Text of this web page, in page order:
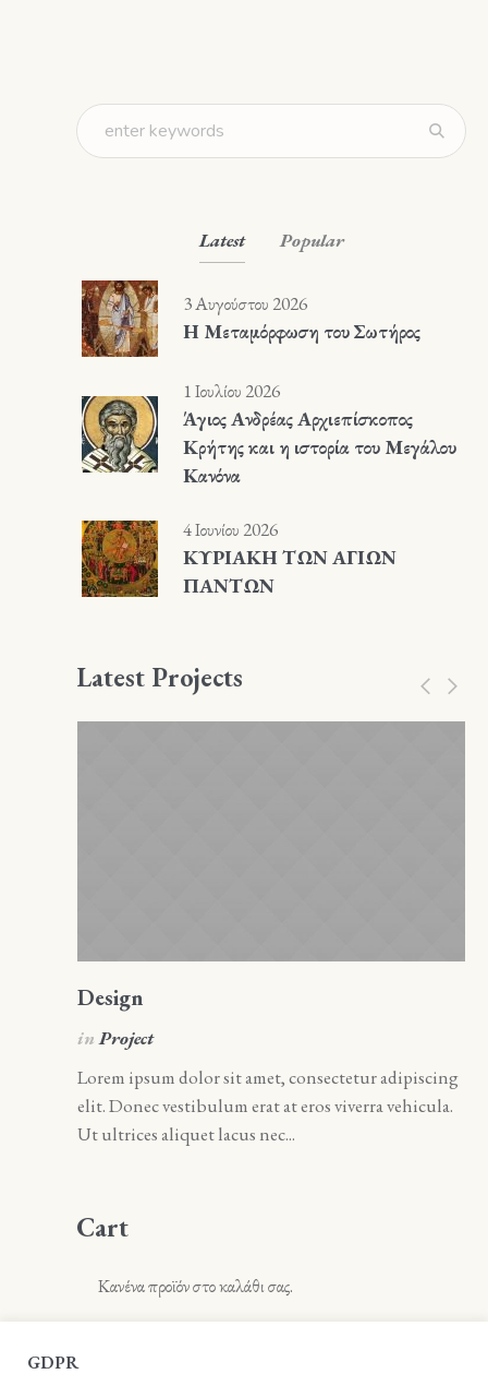
Latest Popular
3 Αυγούστου 2026
Η Μεταμόρφωση του Σωτήρος
1 Ιουλίου 2026
Άγιος Ανδρέας Αρχιεπίσκοπος
Κρήτης και η ιστορία του Μεγάλου
Κανόνα
4 Ιουνίου 2026
ΚΥΡΙΑΚΗ ΤΩΝ ΑΓΙΩΝ
ΠΑΝΤΩΝ
Latest Projects
Design
inProject
Lorem ipsum dolor sit amet, consectetur adipiscing
elit. Donec vestibulum erat at eros viverra vehicula.
Ut ultrices aliquet lacus nec...
Cart
Κανένα προϊόν στο καλάθι σας.
GDPR